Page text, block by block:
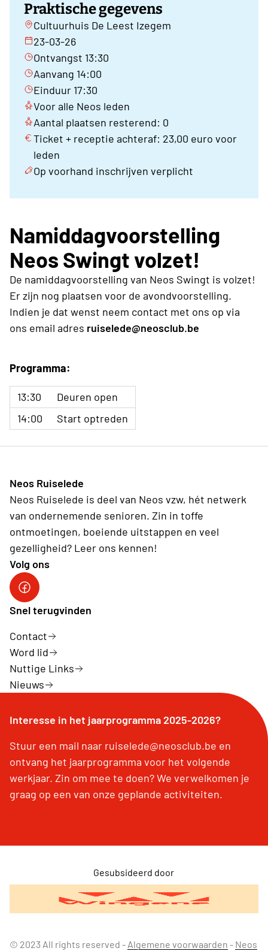
Praktische gegevens
Cultuurhuis De Leest Izegem
23-03-26
Ontvangst 13:30
Aanvang 14:00
Einduur 17:30
Voor alle Neos leden
Aantal plaatsen resterend: 0
Ticket + receptie achteraf: 23,00 euro voor
leden
Op voorhand inschrijven verplicht
Namiddagvoorstelling
Neos Swingt volzet!
De namiddagvoorstelling van Neos Swingt is volzet!
Er zijn nog plaatsen voor de avondvoorstelling.
Indien je dat wenst neem contact met ons op via
ons email adres ruiselede@neosclub.be
Programma:
13:30
Deuren open
14:00
Start optreden
Neos Ruiselede
Neos Ruiselede is deel van Neos vzw, hét netwerk
van ondernemende senioren. Zin in toffe
ontmoetingen, boeiende uitstappen en veel
gezelligheid? Leer ons kennen!
Volg ons
Snel terugvinden
Contact
Word lid
Nuttige Links
Nieuws
Interesse in het jaarprogramma 2025-2026?
Stuur een mail naar ruiselede@neosclub.be en
ontvang het jaarprogramma voor het volgende
werkjaar. Zin om mee te doen? We verwelkomen je
graag op een van onze geplande activiteiten.
Gesubsideerd door
© 2023 All rights reserved - Algemene voorwaarden - Neos